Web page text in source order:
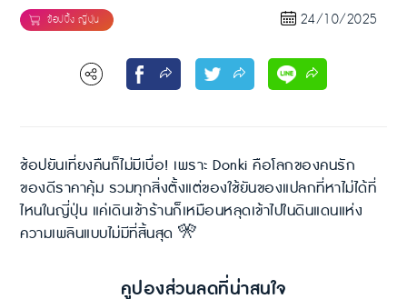
24/10/2025
ช้อปยันเที่ยงคืนก็ไม่มีเบื่อ! เพราะ Donki คือโลกของคนรัก
ของดีราคาคุ้ม รวมทุกสิ่งตั้งแต่ของใช้ยันของแปลกที่หาไม่ได้ที่
ไหนในญี่ปุ่น แค่เดินเข้าร้านก็เหมือนหลุดเข้าไปในดินแดนแห่ง
ความเพลินแบบไม่มีที่สิ้นสุด 🎌
คูปองส่วนลดที่น่าสนใจ